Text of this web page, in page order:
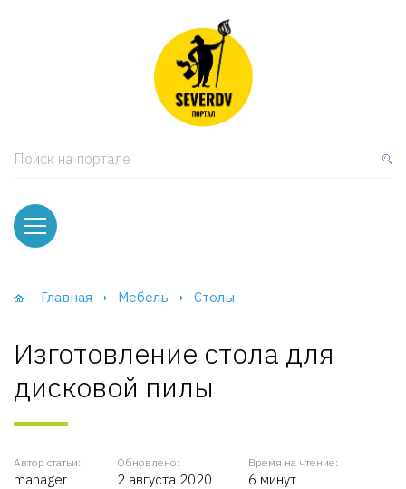
Поиск на портале
Главная Мебель Столы
Изготовление стола для
дисковой пилы
Автор статьи:
manager
Обновлено:
2 августа 2020
Время на чтение:
6 минут
и тумбы